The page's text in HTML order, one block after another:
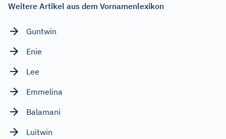
Weitere Artikel aus dem Vornamenlexikon
Guntwin
Enie
Lee
Emmelina
Balamani
Luitwin